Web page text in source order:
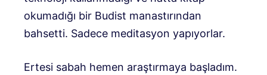
okumadığı bir Budist manastırından
bahsetti. Sadece meditasyon yapıyorlar.
Ertesi sabah hemen araştırmaya başladım.